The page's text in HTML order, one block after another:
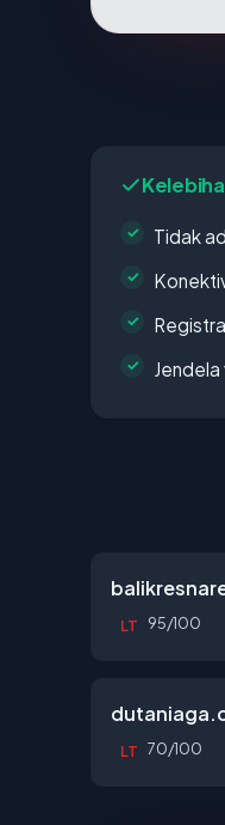
Tidak
LT 95/100
LT 70/100